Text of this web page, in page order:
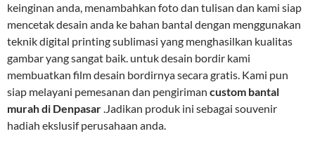
keinginan anda, menambahkan foto dan tulisan dan kami siap
mencetak desain anda ke bahan bantal dengan menggunakan
teknik digital printing sublimasi yang menghasilkan kualitas
gambar yang sangat baik. untuk desain bordir kami
membuatkan film desain bordirnya secara gratis. Kami pun
siap melayani pemesanan dan pengiriman custom bantal
murah di Denpasar.Jadikan produk ini sebagai souvenir
hadiah ekslusif perusahaan anda.